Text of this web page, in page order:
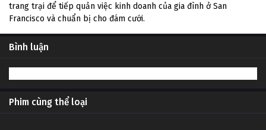
trang trại để tiếp quản việc kinh doanh của gia đình ở San
Francisco và chuẩn bị cho đám cưới.
Bình luận
Phim cùng thể loại